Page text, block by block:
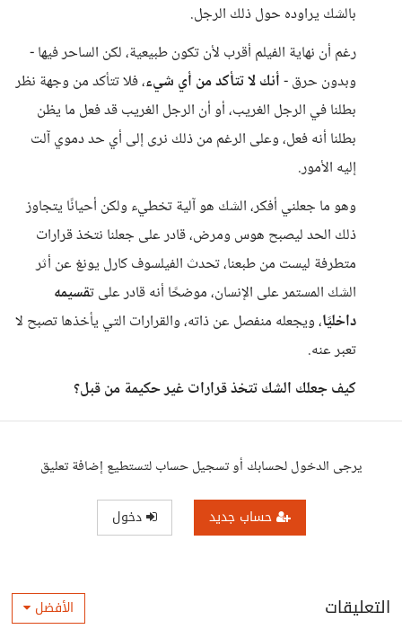
بالشك يراوده حول ذلك الرجل.
رغم أن نهاية الفيلم أقرب لأن تكون طبيعية، لكن الساحر فيها -
وبدون حرق -أنك لا تتأكد من أي شيء، فلا تتأكد من وجهة نظر
بطلنا في الرجل الغريب، أو أن الرجل الغريب قد فعل ما يظن
بطلنا أنه فعل، وعلى الرغم من ذلك نرى إلى أي حد دموي آلت
إليه الأمور.
وهو ما جعلني أفكر، الشك هو آلية تخطيء ولكن أحيانًا يتجاوز
ذلك الحد ليصبح هوس ومرض، قادر على جعلنا نتخذ قرارات
متطرفة ليست من طبعنا، تحدث الفيلسوف كارل يونغ عن أثر
الشك المستمر على الإنسان، موضحًا أنه قادر على تقسيمه
داخليًا، ويجعله منفصل عن ذاته، والقرارات التي يأخذها تصبح لا
تعبر عنه.
كيف جعلك الشك تتخذ قرارات غير حكيمة من قبل؟
يرجى الدخول لحسابك أو تسجيل حساب لتستطيع إضافة تعليق
حساب جديد دخول
التعليقات الأفضل